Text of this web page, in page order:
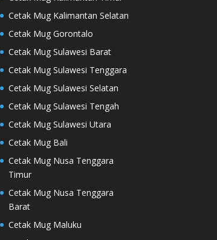
Cetak Mug Kalimantan Selatan
Cetak Mug Gorontalo
Cetak Mug Sulawesi Barat
Cetak Mug Sulawesi Tenggara
Cetak Mug Sulawesi Selatan
Cetak Mug Sulawesi Tengah
Cetak Mug Sulawesi Utara
Cetak Mug Bali
Cetak Mug Nusa Tenggara
Timur
Cetak Mug Nusa Tenggara
Barat
Cetak Mug Maluku